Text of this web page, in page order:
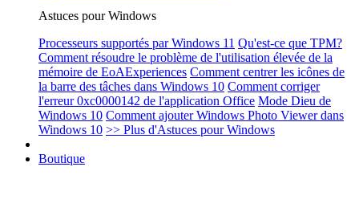
Astuces pour Windows
Processeurs supportés par Windows 11 Qu'est-ce que TPM?
Comment résoudre le problème de l'utilisation élevée de la
mémoire de EoAExperiences Comment centrer les icônes de
la barre des tâches dans Windows 10 Comment corriger
l'erreur 0xc0000142 de l'application Office Mode Dieu de
Windows 10 Comment ajouter Windows Photo Viewer dans
Windows 10 >> Plus d'Astuces pour Windows
Boutique